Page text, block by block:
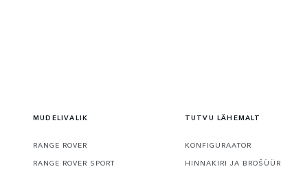
MUDELIVALIK
RANGE ROVER
RANGE ROVER SPORT
TUTVU LÄHEMALT
KONFIGURAATOR
HINNAKIRI JA BROŠÜÜR